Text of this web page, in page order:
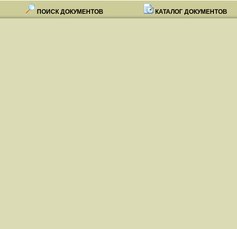
ПОИСК ДОКУМЕНТОВ КАТАЛОГ ДОКУМЕНТОВ